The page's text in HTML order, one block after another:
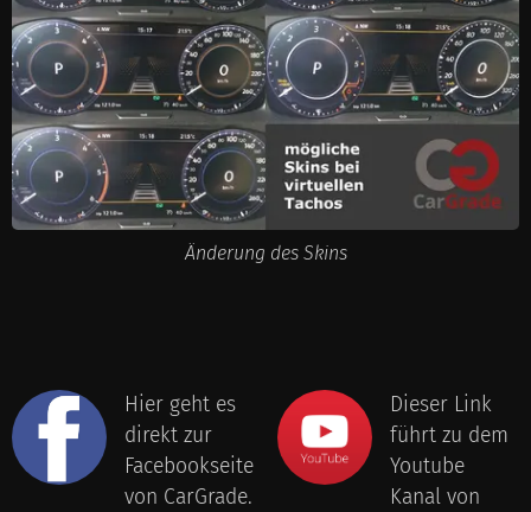
Änderung des Skins
Hier geht es
direkt zur
Facebookseite
von CarGrade.
Dieser Link
führt zu dem
Youtube
Kanal von